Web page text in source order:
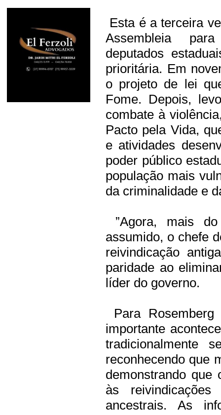
Esta é a terceira
Assembleia
deputados
prioritária. Em
o projeto de lei
Fome. Depois,
combate à
Pacto pela Vida,
e atividades
poder público
população mais
da criminalidade e
”Agora, mais
assumido, o chefe
reivindicação
paridade ao
líder do governo.
Para
importante
tradicionalmente
reconhecendo que
demonstrando que
às
ancestrais. As